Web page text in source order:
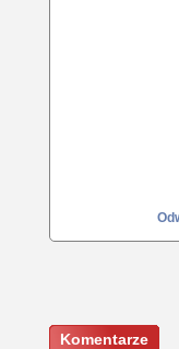
Komentarze